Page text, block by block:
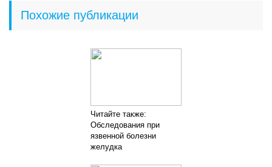
Похожие публикации
Читайте также:
Обследования при
язвенной болезни
желудка